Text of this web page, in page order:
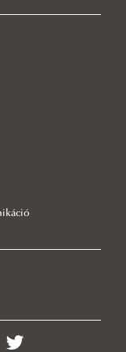
(Közigazgatási
Közép-európai
Rendszerek